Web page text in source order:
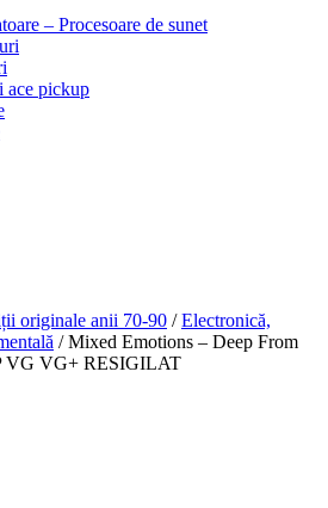
– Procesoare de sunet
ace pickup
originale anii 70-90 /Electronică,
/Mixed Emotions – Deep From
VG VG+ RESIGILAT